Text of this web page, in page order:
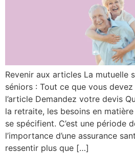
Revenir aux articles La mutuelle
séniors : Tout ce que vous
l’article Demandez votre devis
la retraite, les besoins en
se spécifient. C’est une période
l’importance d’une assurance
ressentir plus que […]